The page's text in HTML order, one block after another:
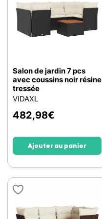
Salon de jardin 7 pcs
avec coussins noir résine
tressée
VIDAXL
482,98€
Ajouter au panier